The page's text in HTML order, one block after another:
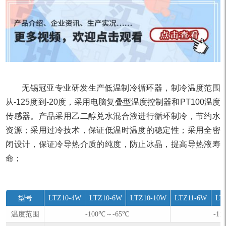
无锡冠亚专业研发生产低温制冷循环器，制冷温度范围
从-125度到-20度，采用电脑复叠型温度控制器和PT100温度
传感器。产品采用乙二醇兑水混合液进行循环制冷，节约水
资源；采用过冷技术，保证低温时温度的稳定性；采用全密
闭设计，保证冷导热介质的纯度，防止冰晶，提高导热液寿
命；
型号 LTZ10-4W LTZ10-6W LTZ10-10W LTZ11-6W
温度范围 -100℃～-65℃ -